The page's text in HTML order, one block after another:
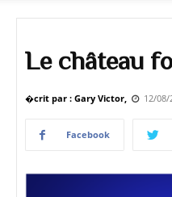
Le château
�crit par : Gary Victor, 12/08/
Facebook